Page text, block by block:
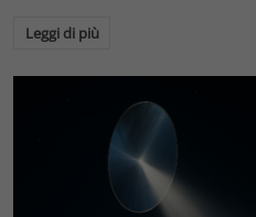
Leggi di più